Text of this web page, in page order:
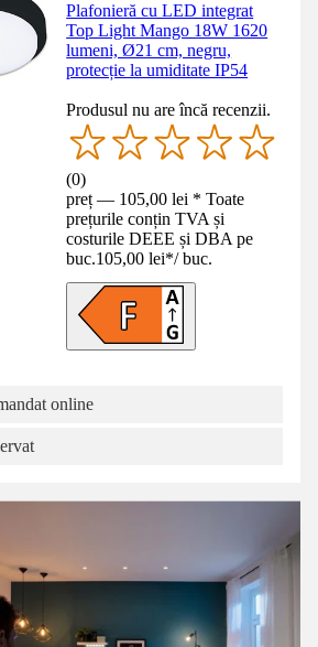
Plafonieră cu LED integrat
Top Light Mango 18W 1620
lumeni, Ø21 cm, negru,
protecție la umiditate IP54
Produsul nu are încă recenzii.
(0)
preț — 105,00 lei * Toate
prețurile conțin TVA și
costurile DEEE și DBA pe
buc.105,00 lei*/ buc.
online